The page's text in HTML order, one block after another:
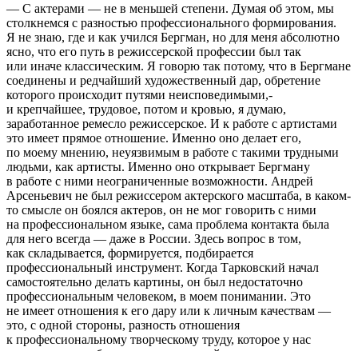
— С актерами — не в меньшей степени. Думая об этом, мы
столкнемся с разностью профессионального формирования.
Я не знаю, где и как учился Бергман, но для меня абсолютно
ясно, что его путь в режиссерской профессии был так
или иначе классическим. Я говорю так потому, что в Бергмане
соединены и редчайший художественный дар, обретение
которого происходит путями неисповедимыми,-
и крепчайшее, трудовое, потом и кровью, я думаю,
заработанное ремесло режиссерское. И к работе с артистами
это имеет прямое отношение. Именно оно делает его,
по моему мнению, неуязвимым в работе с такими трудными
людьми, как артисты. Именно оно открывает Бергману
в работе с ними неограниченные возможности. Андрей
Арсеньевич не был режиссером актерского масштаба, в каком-
то смысле он боялся актеров, он не мог говорить с ними
на профессиональном языке, сама проблема контакта была
для него всегда — даже в России. Здесь вопрос в том,
как складывается, формируется, подбирается
профессиональный инструмент. Когда Тарковский начал
самостоятельно делать картины, он был недостаточно
профессиональным человеком, в моем понимании. Это
не имеет отношения к его дару или к личным качествам —
это, с одной стороны, разность отношения
к профессиональному творческому труду, которое у нас